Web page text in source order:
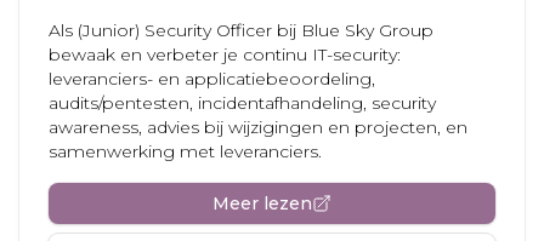
Als (Junior) Security Officer bij Blue Sky Group
bewaak en verbeter je continu IT-security:
leveranciers- en applicatiebeoordeling,
audits/pentesten, incidentafhandeling, security
awareness, advies bij wijzigingen en projecten, en
samenwerking met leveranciers.
Meer lezen